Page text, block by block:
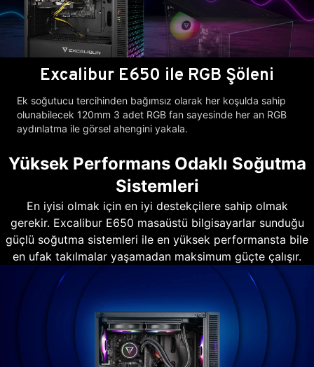
Excalibur E650 ile RGB Şöleni
Ek soğutucu tercihinden bağımsız olarak her koşulda sahip
olunabilecek 120mm 3 adet RGB fan sayesinde her an RGB
aydınlatma ile görsel ahengini yakala.
Yüksek Performans Odaklı Soğutma
Sistemleri
En iyisi olmak için en iyi destekçilere sahip olmak
gerekir. Excalibur E650 masaüstü bilgisayarlar sunduğu
güçlü soğutma sistemleri ile en yüksek performansta bile
en ufak takılmalar yaşamadan maksimum güçte çalışır.